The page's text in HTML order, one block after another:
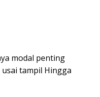
modal penting
usai tampil Hingga